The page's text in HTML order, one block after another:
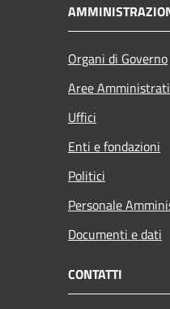
Organi di Governo
Aree
Uffici
Enti e fondazioni
Politici
Personale
Documenti e dati
CONTATTI